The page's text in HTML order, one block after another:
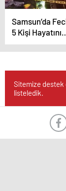
Samsun’da
5 Kişi Hayatını
Kaybetti
Sitemize destek
listeledik.